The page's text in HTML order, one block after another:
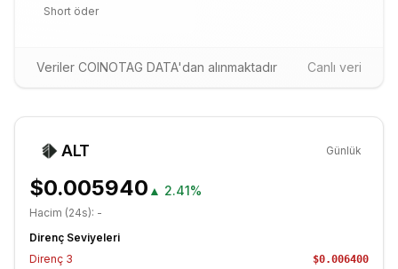
Short öder
Veriler COINOTAG DATA'dan alınmaktadır Canlı veri
ALT Günlük
$0.005940 ▲ 2.41%
Hacim (24s): -
Direnç Seviyeleri
Direnç 3 $0.006400